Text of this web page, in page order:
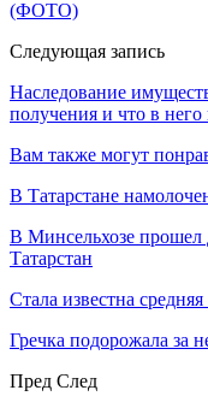
(ФОТО)
Следующая запись
Наследование
получения и что в него
Вам также могут
В Татарстане
В Минсельхозе прошел
Татарстан
Стала известна
Гречка подорожала за
Пред След